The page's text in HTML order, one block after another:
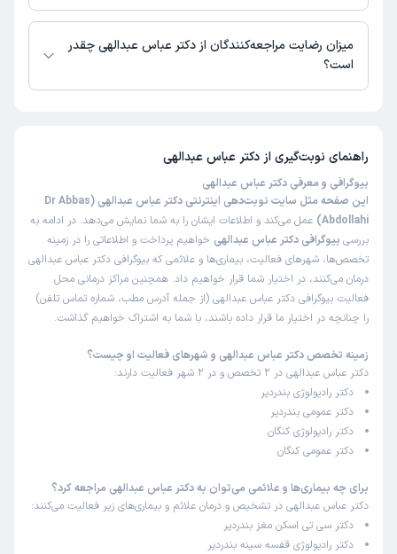
زمان نوبت‌دهی و پذیرش بیماران با هماهنگی مطب مشخص می‌شود.
میزان رضایت مراجعه‌کنندگان از دکتر عباس عبدالهی چقدر
است؟
راهنمای نوبت‌گیری از دکتر عباس عبدالهی
بیوگرافی و معرفی دکتر عباس عبدالهی
این صفحه مثل سایت نوبت‌دهی اینترنتی دکتر عباس عبدالهی (Dr Abbas
Abdollahi) عمل می‌کند و اطلاعات ایشان را به شما نمایش می‌دهد. در ادامه به
بررسی بیوگرافی دکتر عباس عبدالهی خواهیم پرداخت و اطلاعاتی را در زمینه
تخصص‌ها، شهرهای فعالیت، بیماری‌ها و علائمی که بیوگرافی دکتر عباس عبدالهی
درمان می‌کنند، در اختیار شما قرار خواهیم داد. همچنین مراکز درمانی محل
فعالیت بیوگرافی دکتر عباس عبدالهی (از جمله آدرس مطب، شماره تماس تلفن)
را چنانچه در اختیار ما قرار داده باشند، با شما به اشتراک خواهیم گذاشت.
زمینه تخصص دکتر عباس عبدالهی و شهرهای فعالیت او چیست؟
دکتر عباس عبدالهی در 2 تخصص و در 2 شهر فعالیت دارند:
دکتر رادیولوژی بندردیر
دکتر عمومی بندردیر
دکتر رادیولوژی کنگان
دکتر عمومی کنگان
برای چه بیماری‌ها و علائمی می‌توان به دکتر عباس عبدالهی مراجعه کرد؟
دکتر عباس عبدالهی در تشخیص و درمان علائم و بیماری‌های زیر فعالیت می‌کنند:
دکتر سی تی اسکن مغز بندردیر
دکتر رادیولوژی قفسه سینه بندردیر